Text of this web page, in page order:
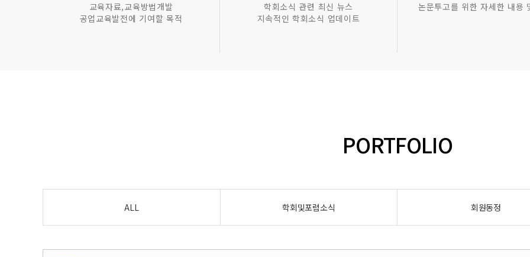
교육자료,교육방법개발
공업교육발전에 기여할 목적
학회소식 관련 최신 뉴스
지속적인 학회소식 업데이트
논문투고를 위한 자세한 내용
PORTFOLIO
ALL 학회및포럼소식 회원동정